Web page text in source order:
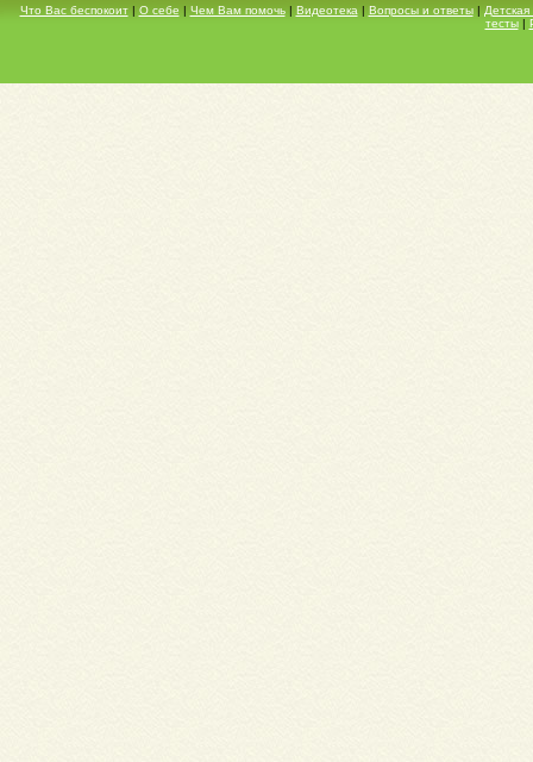
Что Вас беспокоит| О себе | Чем Вам помочь| Видеотека | Вопросы и ответы|
тесты|